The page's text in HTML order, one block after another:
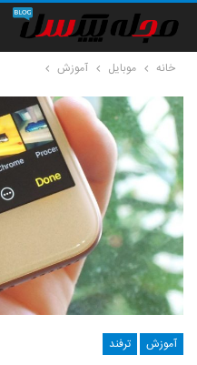
خانه موبایل آموزش
آموزش ترفند